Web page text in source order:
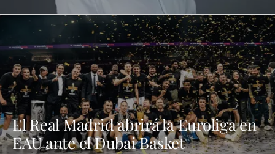
El Real Madrid abrirá la Euroliga en
EAU ante el Dubai Basket